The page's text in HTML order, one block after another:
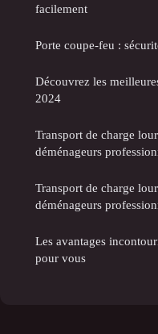
facilement
Porte coupe-feu :
Découvrez les
2024
Transport de charge
déménageurs
Transport de charge
déménageurs
Les avantages
pour vous